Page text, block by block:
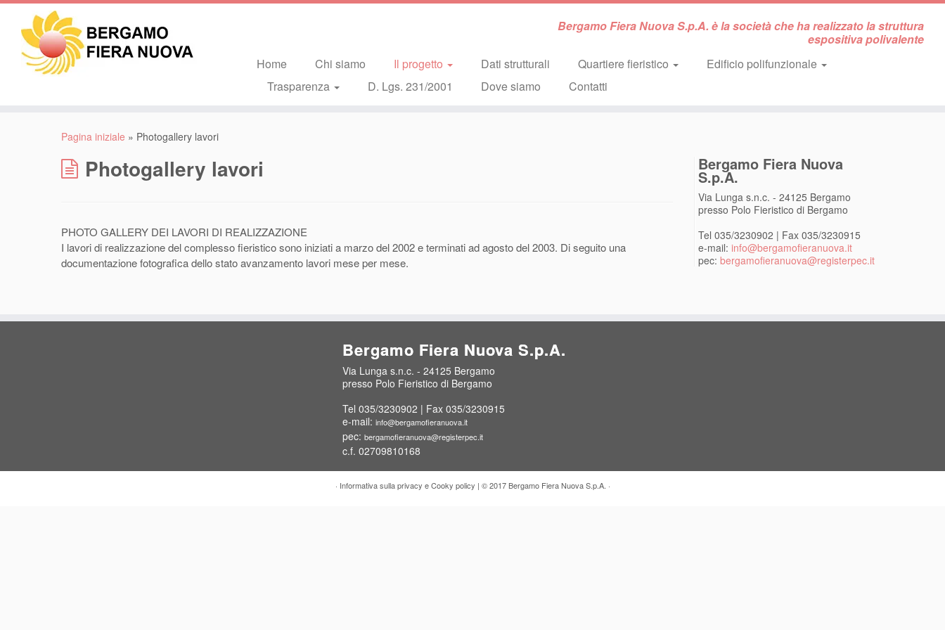
Bergamo Fiera Nuova S.p.A. è la società che ha realizzato la struttura
espositiva polivalente
Home
Chi siamo Il progetto Dati strutturali Quartiere fieristico
Edificio polifunzionale
Trasparenza
D. Lgs. 231/2001 Dove siamo Contatti
Pagina iniziale » Photogallery lavori
Photogallery lavori
PHOTO GALLERY DEI LAVORI DI REALIZZAZIONE
I lavori di realizzazione del complesso fieristico sono iniziati a marzo del 2002 e terminati ad agosto del 2003. Di seguito una
documentazione fotografica dello stato avanzamento lavori mese per mese.
Bergamo Fiera Nuova
S.p.A.
Via Lunga s.n.c. - 24125 Bergamo
presso Polo Fieristico di Bergamo
Tel 035/3230902 | Fax 035/3230915
e-mail: info@bergamofieranuova.it
pec: bergamofieranuova@registerpec.it
Bergamo Fiera Nuova S.p.A.
Via Lunga s.n.c. - 24125 Bergamo
presso Polo Fieristico di Bergamo
Tel 035/3230902 | Fax 035/3230915
e-mail: info@bergamofieranuova.it
pec: bergamofieranuova@registerpec.it
c.f. 02709810168
· Informativa sulla privacy e Cooky policy | © 2017 Bergamo Fiera Nuova S.p.A. ·